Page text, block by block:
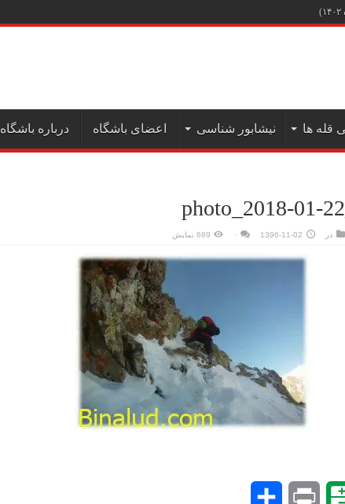
قله ها نیشابور شناسی اعضای باشگاه درباره باشگاه
photo_2018-01-
در 1396-11-02 ۰ 689 نمایش
Balatarin
Print